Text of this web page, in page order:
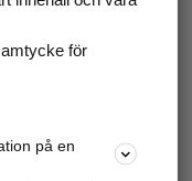
för
på en